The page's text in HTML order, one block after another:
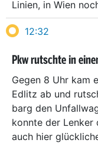
Linien, in Wien
12:32
Pkw rutschte in
Gegen 8 Uhr kam
Edlitz ab und
barg den
konnte der
auch hier